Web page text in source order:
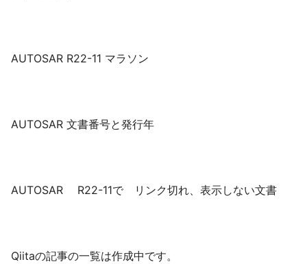
AUTOSAR R22-11 マラソン
AUTOSAR 文書番号と発行年
AUTOSAR R22-11で リンク切れ、表示しない文書
Qiitaの記事の一覧は作成中です。